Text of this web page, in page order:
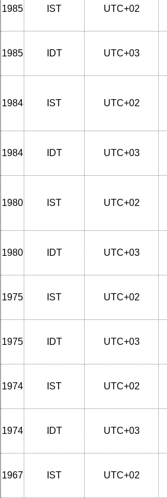
1985 IST UTC+02
1985 IDT UTC+03
1984 IST UTC+02
1984 IDT UTC+03
1980 IST UTC+02
1980 IDT UTC+03
1975 IST UTC+02
1975 IDT UTC+03
1974 IST UTC+02
1974 IDT UTC+03
1967 IST UTC+02